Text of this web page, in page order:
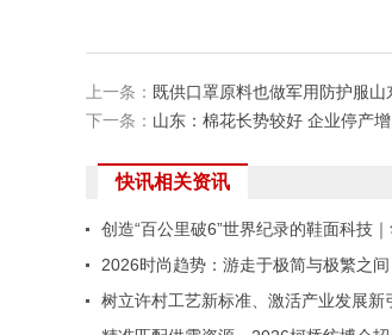
上一条： 既供口罩原料也做军用防护服
下一条： 山东：棉花长势较好 企业停产
快讯相关资讯
创造“百公里破6”世界纪录的鞋面科技
极致轻量
2026时尚趋势：游走于极简与极繁之
存的夏季风尚
树立许村工艺新标准、激活产业发展